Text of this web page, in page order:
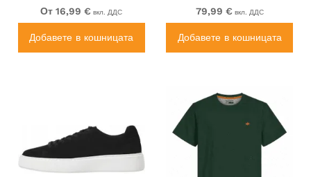
От 16,99 € вкл. ДДС
Добавете в кошницата
White/Leather
79,99 € вкл. ДДС
Добавете в кошницата